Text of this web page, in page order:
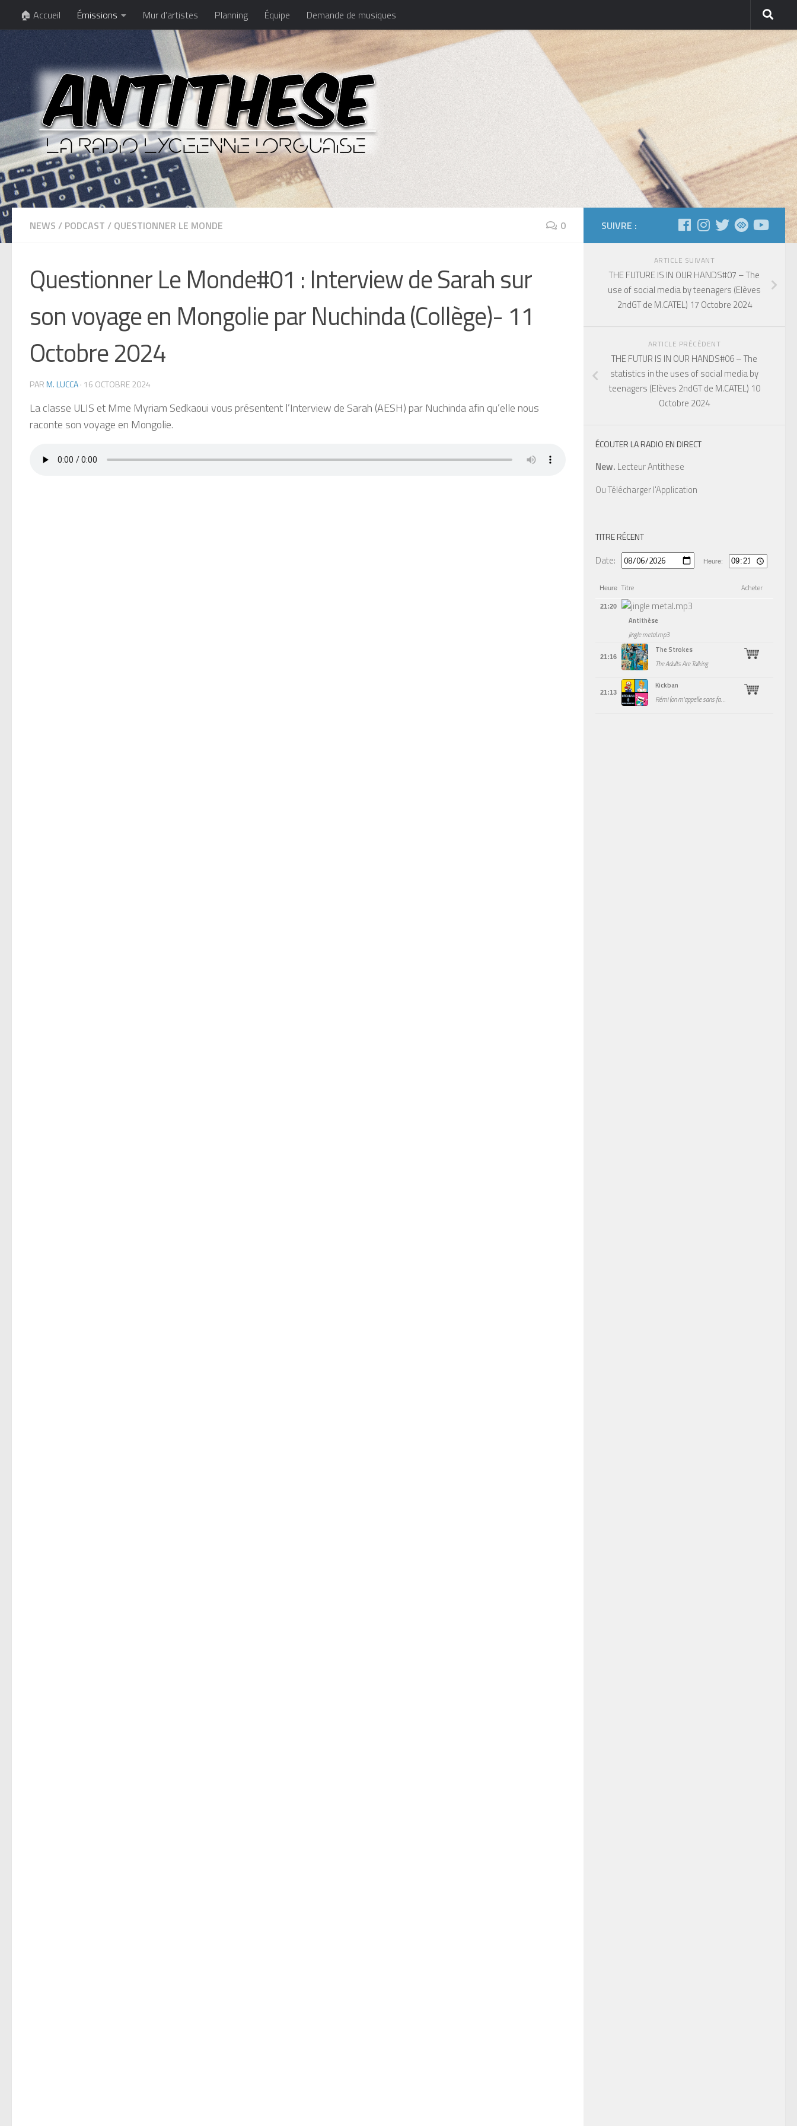
🏠 Accueil Émissions Mur d’artistes Planning Équipe Demande de musiques
NEWS / PODCAST / QUESTIONNER LE MONDE 0
Questionner Le Monde#01 : Interview de Sarah sur
son voyage en Mongolie par Nuchinda (Collège)- 11
Octobre 2024
PARM. LUCCA· 16 OCTOBRE 2024
La classe ULIS et Mme Myriam Sedkaoui vous présentent l’Interview de Sarah (AESH) par Nuchinda afin qu’elle nous
raconte son voyage en Mongolie.
SUIVRE :
ARTICLE SUIVANT
THE FUTURE IS IN OUR HANDS#07 – The
use of social media by teenagers (Elèves
2ndGT de M.CATEL) 17 Octobre 2024
ARTICLE PRÉCÉDENT
THE FUTUR IS IN OUR HANDS#06 – The
statistics in the uses of social media by
teenagers (Elèves 2ndGT de M.CATEL) 10
Octobre 2024
ÉCOUTER LA RADIO EN DIRECT
New. Lecteur Antithese
OuTélécharger l'Application
TITRE RÉCENT
Date: Heure:
Heure Titre Acheter
21:20
Antithèse
jingle metal.mp3
21:16
The Strokes
The Adults Are Talking
21:13
Kickban
Rémi (on m'appelle sans famille)